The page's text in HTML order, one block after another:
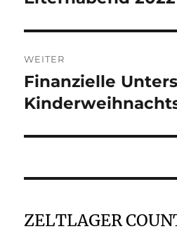
WEITER
Nächster
Beitrag:
Finanzielle
ZELTLAGER